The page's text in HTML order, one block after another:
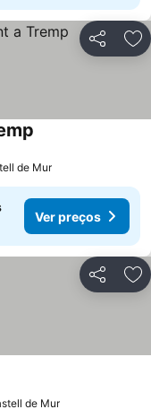
Partilhar
de Mur
Ver preços
Partilhar
de Mur